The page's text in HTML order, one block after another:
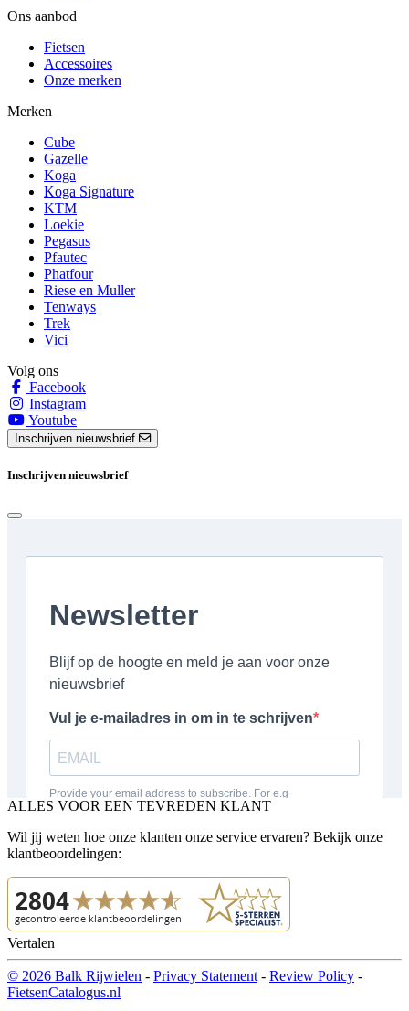
Ons aanbod
Fietsen
Accessoires
Onze merken
Merken
Cube
Gazelle
Koga
Koga Signature
KTM
Loekie
Pegasus
Pfautec
Phatfour
Riese en Muller
Tenways
Trek
Vici
Volg ons
Facebook
Instagram
Youtube
Inschrijven nieuwsbrief
Inschrijven nieuwsbrief
ALLES VOOR EEN TEVREDEN KLANT
Wil jij weten hoe onze klanten onze service ervaren? Bekijk onze
klantbeoordelingen:
Vertalen
© 2026 Balk Rijwielen - Privacy Statement - Review Policy -
FietsenCatalogus.nl